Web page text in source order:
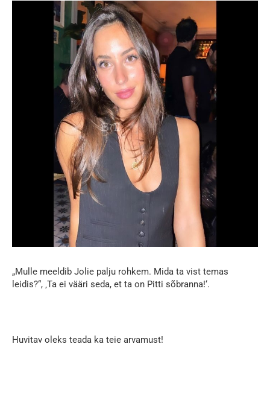
„Mulle meeldib Jolie palju rohkem. Mida ta vist temas
leidis?“, ‚Ta ei vääri seda, et ta on Pitti sõbranna!‘.
Huvitav oleks teada ka teie arvamust!